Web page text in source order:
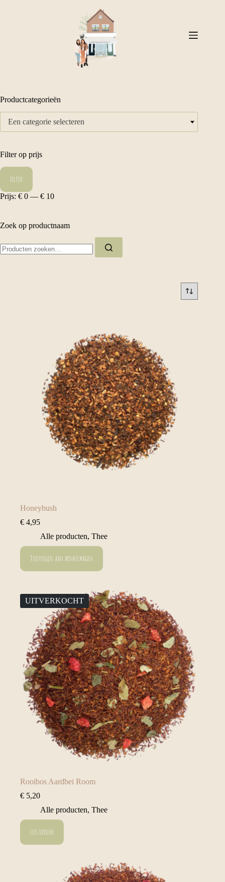
Honeybush
€ 4,95
Alle producten, Thee
Toevoegen aan winkelwagen
UITVERKOCHT
Rooibos Aardbei Room
€ 5,20
Alle producten, Thee
Lees verder
Productcategorieën
Een categorie selecteren
Filter op prijs
Min.
prijs
Max.
prijsFilter
Prijs: € 0 — € 10
Zoek op productnaam
naar: